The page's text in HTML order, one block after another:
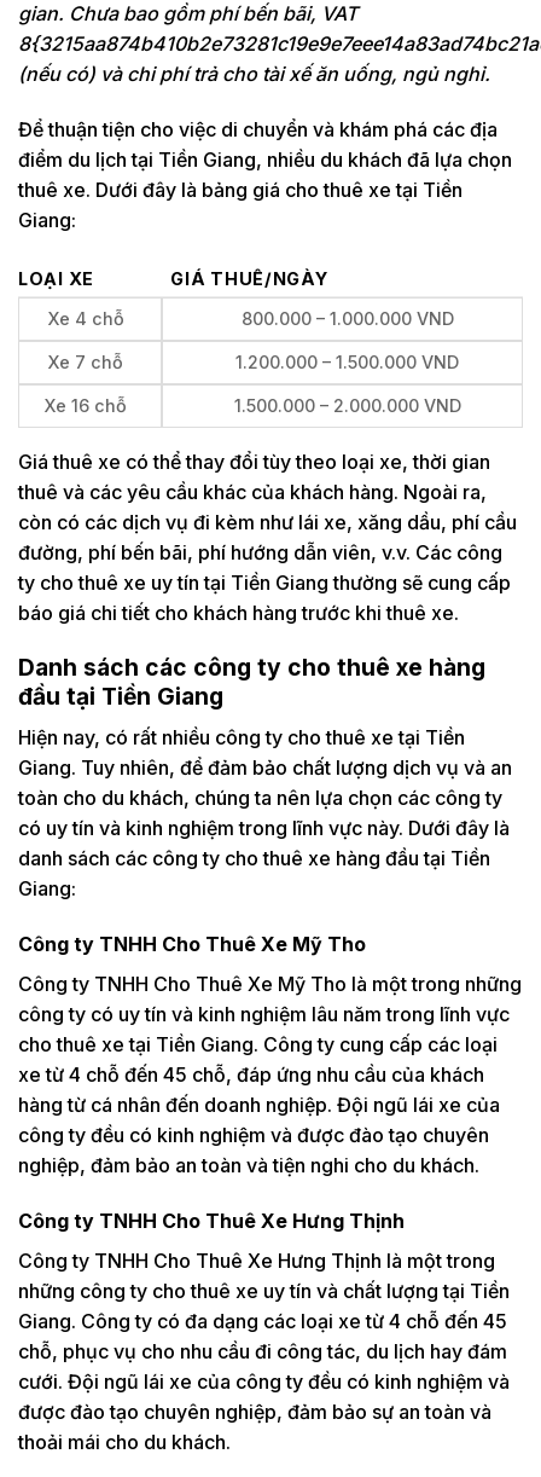
gian. Chưa bao gồm phí bến bãi, VAT
(nếu có) và chi phí trả cho tài xế ăn uống, ngủ nghỉ.
Để thuận tiện cho việc di chuyển và khám phá các địa
điểm du lịch tại Tiền Giang, nhiều du khách đã lựa chọn
thuê xe. Dưới đây là bảng giá cho thuê xe tại Tiền
Giang:
LOẠI XE
GIÁ THUÊ/NGÀY
Xe 4 chỗ
800.000 – 1.000.000 VND
Xe 7 chỗ 1.200.000 – 1.500.000 VND
Xe 16 chỗ 1.500.000 – 2.000.000 VND
Giá thuê xe có thể thay đổi tùy theo loại xe, thời gian
thuê và các yêu cầu khác của khách hàng. Ngoài ra,
còn có các dịch vụ đi kèm như lái xe, xăng dầu, phí cầu
đường, phí bến bãi, phí hướng dẫn viên, v.v. Các công
ty cho thuê xe uy tín tại Tiền Giang thường sẽ cung cấp
báo giá chi tiết cho khách hàng trước khi thuê xe.
Danh sách các công ty cho thuê xe hàng
đầu tại Tiền Giang
Hiện nay, có rất nhiều công ty cho thuê xe tại Tiền
Giang. Tuy nhiên, để đảm bảo chất lượng dịch vụ và an
toàn cho du khách, chúng ta nên lựa chọn các công ty
có uy tín và kinh nghiệm trong lĩnh vực này. Dưới đây là
danh sách các công ty cho thuê xe hàng đầu tại Tiền
Giang:
Công ty TNHH Cho Thuê Xe Mỹ Tho
Công ty TNHH Cho Thuê Xe Mỹ Tho là một trong những
công ty có uy tín và kinh nghiệm lâu năm trong lĩnh vực
cho thuê xe tại Tiền Giang. Công ty cung cấp các loại
xe từ 4 chỗ đến 45 chỗ, đáp ứng nhu cầu của khách
hàng từ cá nhân đến doanh nghiệp. Đội ngũ lái xe của
công ty đều có kinh nghiệm và được đào tạo chuyên
nghiệp, đảm bảo an toàn và tiện nghi cho du khách.
Công ty TNHH Cho Thuê Xe Hưng Thịnh
Công ty TNHH Cho Thuê Xe Hưng Thịnh là một trong
những công ty cho thuê xe uy tín và chất lượng tại Tiền
Giang. Công ty có đa dạng các loại xe từ 4 chỗ đến 45
chỗ, phục vụ cho nhu cầu đi công tác, du lịch hay đám
cưới. Đội ngũ lái xe của công ty đều có kinh nghiệm và
được đào tạo chuyên nghiệp, đảm bảo sự an toàn và
thoải mái cho du khách.